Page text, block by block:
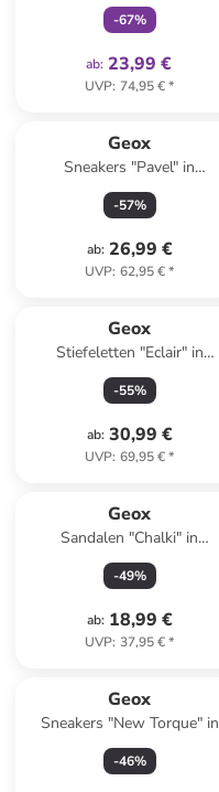
-67%
ab: 23,99 €
UVP: 74,95 €*
Geox
Sneakers "Pavel" in
Dunkelblau
-57%
ab: 26,99 €
UVP: 62,95 €*
Geox
Stiefeletten "Eclair" in
Schwarz
-55%
ab: 30,99 €
UVP: 69,95 €*
Geox
Sandalen "Chalki" in
Dunkelblau
-49%
ab: 18,99 €
UVP: 37,95 €*
Geox
Sneakers "New Torque" in
Blau/ Pink
-46%